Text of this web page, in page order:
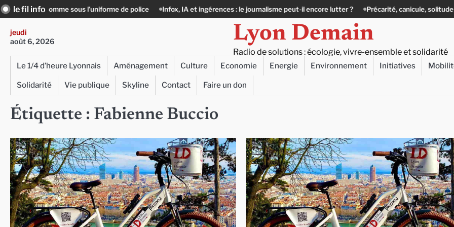
Skip
to
content
le fil info
de police Infox, IA et ingérences : le journalisme peut-il encore lutter ? Précarité, canicule, solitude : quand le lien social devient
jeudi
août 6, 2026
Lyon Demain
Radio de solutions : écologie, vivre-ensemble et solidarité
Le 1/4 d’heure Lyonnais Aménagement Culture Economie Energie Environnement Initiatives
Solidarité
Vie publique Skyline Contact Faire un don
Étiquette : Fabienne Buccio